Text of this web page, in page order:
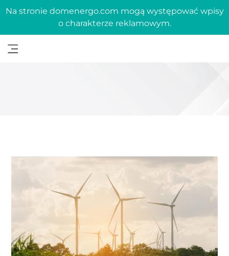
Na stronie domenergo.com mogą występować wpisy
o charakterze reklamowym.